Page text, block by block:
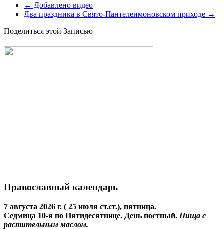
← Добавлено видео
Два праздника в Свято-Пантелеимоновском приходе →
Поделиться этой Записью
Православный календарь
7 августа 2026 г. ( 25 июля ст.ст.), пятница.
Седмица 10-я по Пятидесятнице. День постный. Пища с
растительным маслом.